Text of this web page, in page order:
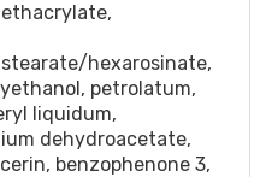
hexarosinate,
petrolatum,
liquidum,
dehydroacetate,
benzophenone 3,